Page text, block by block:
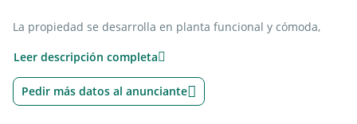
La propiedad se desarrolla en planta funcional y cómoda,
Características principales:
Leer descripción completa
Pedir más datos al anunciante